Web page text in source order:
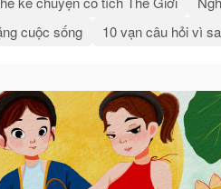
cuộc sống 10 vạn câu hỏi vì